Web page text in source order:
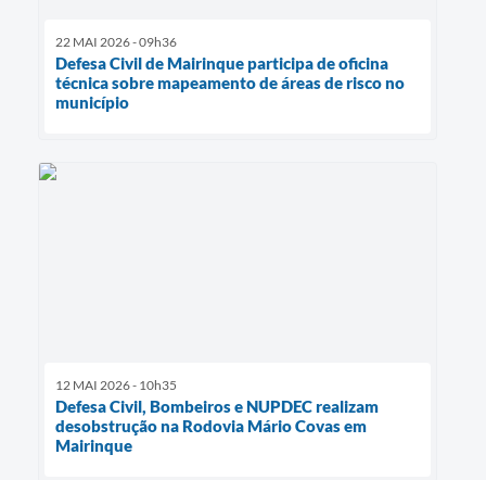
22 MAI 2026 - 09h36
Defesa Civil de Mairinque participa de oficina
técnica sobre mapeamento de áreas de risco no
município
12 MAI 2026 - 10h35
Defesa Civil, Bombeiros e NUPDEC realizam
desobstrução na Rodovia Mário Covas em
Mairinque